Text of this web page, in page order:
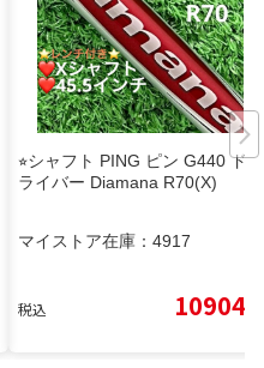
⭐︎シャフト PING ピン G440 ド
ライバー Diamana R70(X)
マイストア在庫： 4917
税込 10904